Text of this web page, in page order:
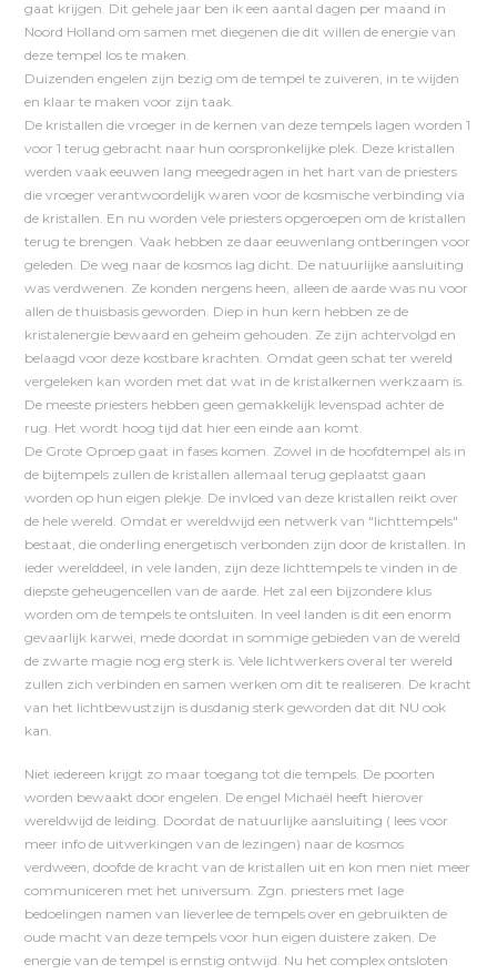
gaat krijgen. Dit gehele jaar ben ik een aantal dagen per maand in
Noord Holland om samen met diegenen die dit willen de energie van
deze tempel los te maken.
Duizenden engelen zijn bezig om de tempel te zuiveren, in te wijden
en klaar te maken voor zijn taak.
De kristallen die vroeger in de kernen van deze tempels lagen worden 1
voor 1 terug gebracht naar hun oorspronkelijke plek. Deze kristallen
werden vaak eeuwen lang meegedragen in het hart van de priesters
die vroeger verantwoordelijk waren voor de kosmische verbinding via
de kristallen. En nu worden vele priesters opgeroepen om de kristallen
terug te brengen. Vaak hebben ze daar eeuwenlang ontberingen voor
geleden. De weg naar de kosmos lag dicht. De natuurlijke aansluiting
was verdwenen. Ze konden nergens heen, alleen de aarde was nu voor
allen de thuisbasis geworden. Diep in hun kern hebben ze de
kristalenergie bewaard en geheim gehouden. Ze zijn achtervolgd en
belaagd voor deze kostbare krachten. Omdat geen schat ter wereld
vergeleken kan worden met dat wat in de kristalkernen werkzaam is.
De meeste priesters hebben geen gemakkelijk levenspad achter de
rug. Het wordt hoog tijd dat hier een einde aan komt.
De Grote Oproep gaat in fases komen. Zowel in de hoofdtempel als in
de bijtempels zullen de kristallen allemaal terug geplaatst gaan
worden op hun eigen plekje. De invloed van deze kristallen reikt over
de hele wereld. Omdat er wereldwijd een netwerk van "lichttempels"
bestaat, die onderling energetisch verbonden zijn door de kristallen. In
ieder werelddeel, in vele landen, zijn deze lichttempels te vinden in de
diepste geheugencellen van de aarde. Het zal een bijzondere klus
worden om de tempels te ontsluiten. In veel landen is dit een enorm
gevaarlijk karwei, mede doordat in sommige gebieden van de wereld
de zwarte magie nog erg sterk is. Vele lichtwerkers overal ter wereld
zullen zich verbinden en samen werken om dit te realiseren. De kracht
van het lichtbewustzijn is dusdanig sterk geworden dat dit NU ook
kan.
Niet iedereen krijgt zo maar toegang tot die tempels. De poorten
worden bewaakt door engelen. De engel Michaël heeft hierover
wereldwijd de leiding. Doordat de natuurlijke aansluiting ( lees voor
meer info de uitwerkingen van de lezingen) naar de kosmos
verdween, doofde de kracht van de kristallen uit en kon men niet meer
communiceren met het universum. Zgn. priesters met lage
bedoelingen namen van lieverlee de tempels over en gebruikten de
oude macht van deze tempels voor hun eigen duistere zaken. De
energie van de tempel is ernstig ontwijd. Nu het complex ontsloten